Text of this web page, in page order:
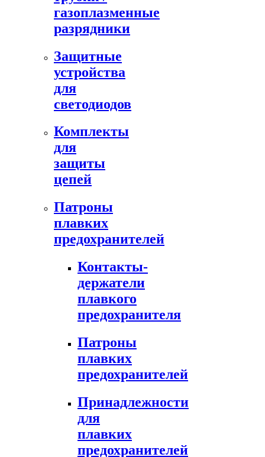
газоплазменные
разрядники
Защитные
устройства
для
светодиодов
Комплекты
для
защиты
цепей
Патроны
плавких
предохранителей
Контакты-
держатели
плавкого
предохранителя
Патроны
плавких
предохранителей
Принадлежности
для
плавких
предохранителей